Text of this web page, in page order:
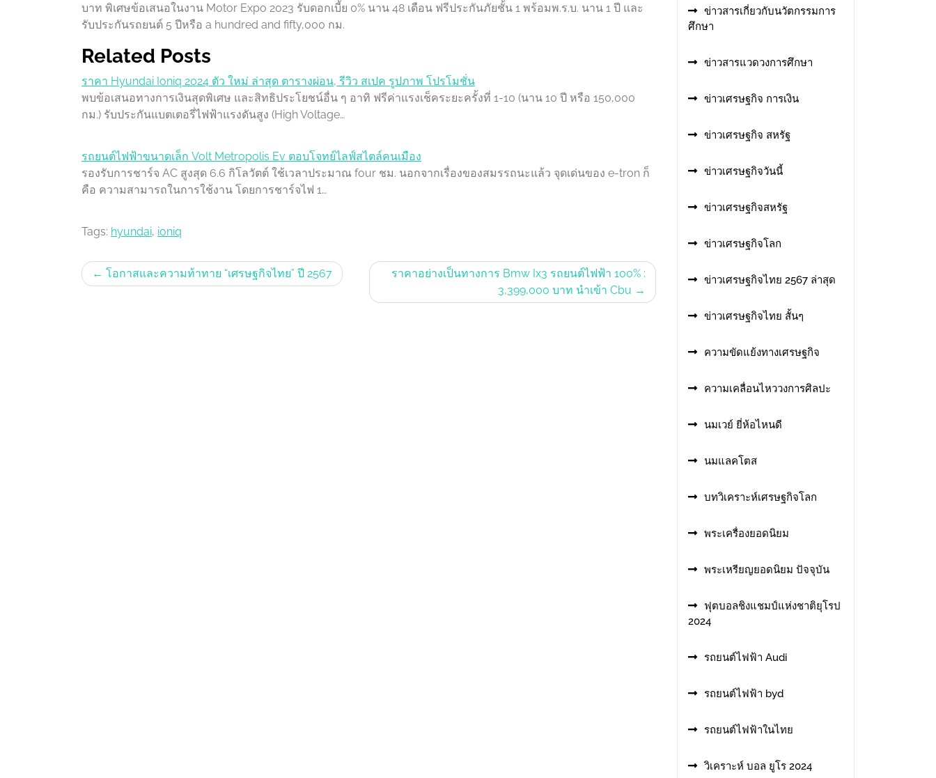
บาท พิเศษข้อเสนอในงาน Motor Expo 2023 รับดอกเบี้ย 0% นาน 48 เดือน ฟรีประกันภัยชั้น 1 พร้อมพ.ร.บ. นาน 1 ปี และ
รับประกันรถยนต์ 5 ปีหรือ a hundred and fifty,000 กม.
Related Posts
ราคา Hyundai Ioniq 2024 ตัว ใหม่ ล่าสุด ตารางผ่อน, รีวิว สเปค รูปภาพ โปรโมชั่น
พบข้อเสนอทางการเงินสุดพิเศษ และสิทธิประโยชน์อื่น ๆ อาทิ ฟรีค่าแรงเช็คระยะครั้งที่ 1-10 (นาน 10 ปี หรือ 150,000
กม.) รับประกันแบตเตอรี่ไฟฟ้าแรงดันสูง (High Voltage…
รถยนต์ไฟฟ้าขนาดเล็ก Volt Metropolis Ev ตอบโจทย์ไลฟ์สไตล์คนเมือง
รองรับการชาร์จ AC สูงสุด 6.6 กิโลวัตต์ ใช้เวลาประมาณ four ชม. นอกจากเรื่องของสมรรถนะแล้ว จุดเด่นของ e-tron ก็
คือ ความสามารถในการใช้งาน โดยการชาร์จไฟ 1…
Tags: hyundai, ioniq
Postโอกาสและความท้าทาย “เศรษฐกิจไทย” ปี 2567
ราคาอย่างเป็นทางการ Bmw Ix3 รถยนต์ไฟฟ้า 100% :
3,399,000 บาท นำเข้า Cbu
ข่าวสารเกี่ยวกับนวัตกรรมการ
ศึกษา
ข่าวสารแวดวงการศึกษา
ข่าวเศรษฐกิจ การเงิน
ข่าวเศรษฐกิจ สหรัฐ
ข่าวเศรษฐกิจวันนี้
ข่าวเศรษฐกิจสหรัฐ
ข่าวเศรษฐกิจโลก
ข่าวเศรษฐกิจไทย 2567 ล่าสุด
ข่าวเศรษฐกิจไทย สั้นๆ
ความขัดแย้งทางเศรษฐกิจ
ความเคลื่อนไหววงการศิลปะ
นมเวย์ ยี่ห้อไหนดี
นมแลคโตส
บทวิเคราะห์เศรษฐกิจโลก
พระเครื่องยอดนิยม
พระเหรียญยอดนิยม ปัจจุบัน
ฟุตบอลชิงแชมป์แห่งชาติยุโรป
2024
รถยนต์ไฟฟ้า Audi
รถยนต์ไฟฟ้า byd
รถยนต์ไฟฟ้าในไทย
วิเคราะห์ บอล ยูโร 2024